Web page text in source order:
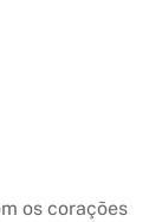
os corações